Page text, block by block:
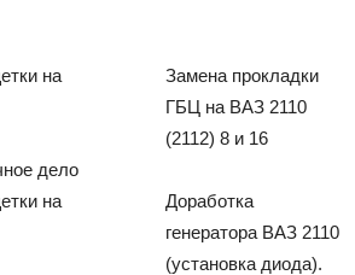
Замена прокладки
ГБЦ на ВАЗ 2110
(2112) 8 и 16
дело
Доработка
генератора ВАЗ 2110
(установка диода).